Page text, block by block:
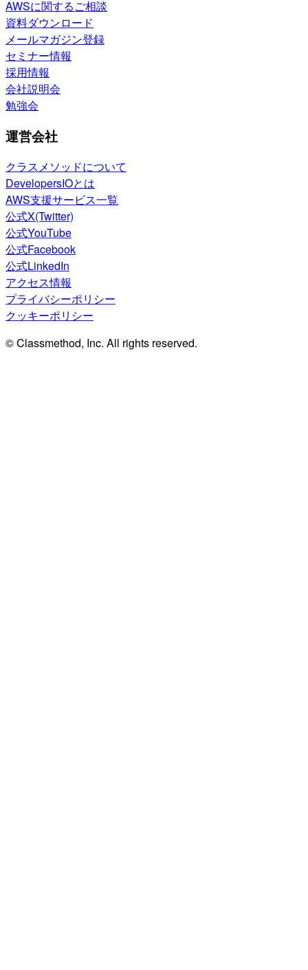
AWSに関するご相談
資料ダウンロード
メールマガジン登録
セミナー情報
採用情報
会社説明会
勉強会
運営会社
クラスメソッドについて
DevelopersIOとは
AWS支援サービス一覧
公式X(Twitter)
公式YouTube
公式Facebook
公式LinkedIn
アクセス情報
プライバシーポリシー
クッキーポリシー
© Classmethod, Inc. All rights reserved.